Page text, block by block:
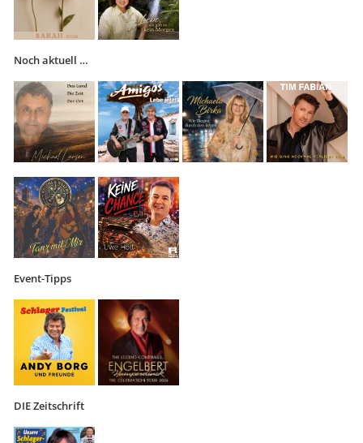
Noch aktuell …
Event-Tipps
DIE Zeitschrift